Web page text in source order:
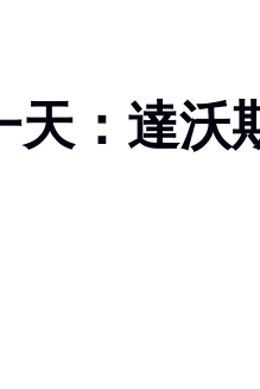
：達沃